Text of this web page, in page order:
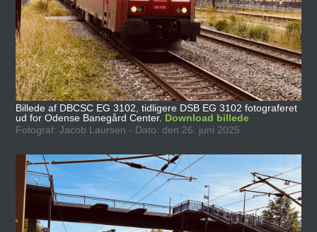
Billede af DBCSC EG 3102, tidligere DSB EG 3102 fotograferet
ud for Odense Banegård Center. Download billede
Fotograf: Jacob Laursen - Dato: den 26. juni 2025